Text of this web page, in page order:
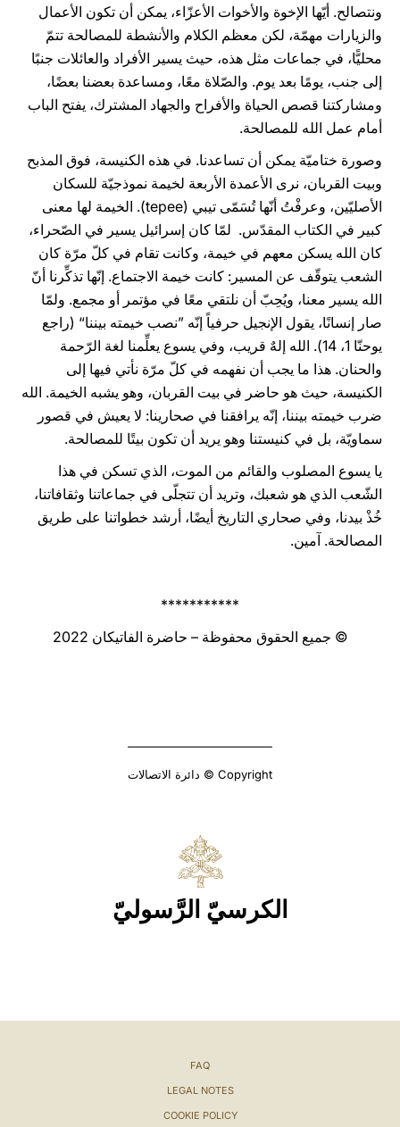
ونتصالح. أيّها الإخوة والأخوات الأعزّاء، يمكن أن تكون الأعمال
والزيارات مهمّة، لكن معظم الكلام والأنشطة للمصالحة تتمّ
محليًّا، في جماعات مثل هذه، حيث يسير الأفراد والعائلات جنبًا
إلى جنب، يومًا بعد يوم. والصّلاة معًا، ومساعدة بعضنا بعضًا،
ومشاركتنا قصص الحياة والأفراح والجهاد المشترك، يفتح الباب
أمام عمل الله للمصالحة.
وصورة ختاميّة يمكن أن تساعدنا. في هذه الكنيسة، فوق المذبح
وبيت القربان، نرى الأعمدة الأربعة لخيمة نموذجيّة للسكان
الأصليّين، وعرفْتُ أنّها تُسَمّى تيبي (tepee). الخيمة لها معنى
كبير في الكتاب المقدّس. لمّا كان إسرائيل يسير في الصّحراء،
كان الله يسكن معهم في خيمة، وكانت تقام في كلّ مرّة كان
الشعب يتوقّف عن المسير: كانت خيمة الاجتماع. إنّها تذكِّرنا أنّ
الله يسير معنا، ويُحِبّ أن نلتقي معًا في مؤتمر أو مجمع. ولمّا
صار إنسانًا، يقول الإنجيل حرفياً إنّه ”نصب خيمته بيننا“ (راجع
يوحنّا 1، 14). الله إلهٌ قريب، وفي يسوع يعلِّمنا لغة الرّحمة
والحنان. هذا ما يجب أن نفهمه في كلّ مرّة نأتي فيها إلى
الكنيسة، حيث هو حاضر في بيت القربان، وهو يشبه الخيمة. الله
ضرب خيمته بيننا، إنّه يرافقنا في صحارينا: لا يعيش في قصور
سماويّة، بل في كنيستنا وهو يريد أن تكون بيتًا للمصالحة.
يا يسوع المصلوب والقائم من الموت، الذي تسكن في هذا
الشّعب الذي هو شعبك، وتريد أن تتجلّى في جماعاتنا وثقافاتنا،
خُذْ بيدنا، وفي صحاري التاريخ أيضًا، أرشد خطواتنا على طريق
المصالحة. آمين.
***********
© جميع الحقوق محفوظة – حاضرة الفاتيكان 2022
Copyright © دائرة الاتصالات
الكرسيّ الرَّسوليّ
FAQ
LEGAL NOTES
COOKIE POLICY